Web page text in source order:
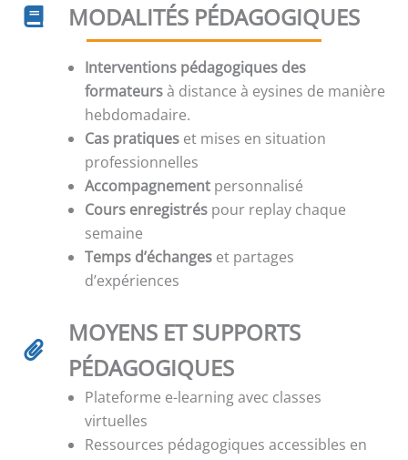
MODALITÉS PÉDAGOGIQUES
Interventions pédagogiques des
formateursà distance à eysines de manière
hebdomadaire.
Cas pratiques et mises en situation
professionnelles
Accompagnement personnalisé
Cours enregistrés pour replay chaque
semaine
Temps d’échanges et partages
d’expériences
MOYENS ET SUPPORTS
PÉDAGOGIQUES
Plateforme e-learning avec classes
virtuelles
Ressources pédagogiques accessibles en